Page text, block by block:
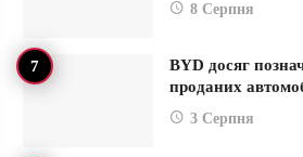
8 Серпня
BYD досяг
проданих
3 Серпня